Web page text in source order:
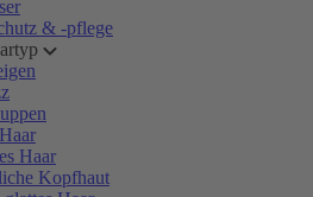
& -pflege
Haar
Kopfhaut